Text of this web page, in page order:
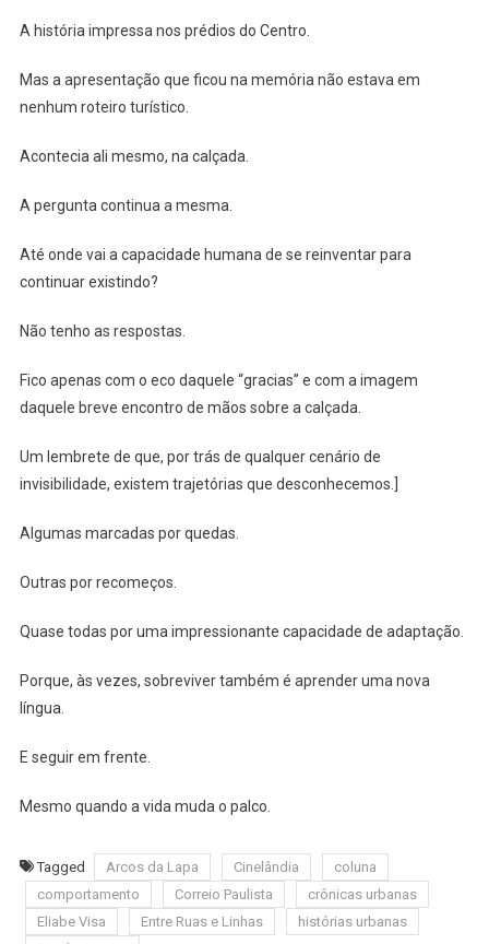
A história impressa nos prédios do Centro.
Mas a apresentação que ficou na memória não estava em
nenhum roteiro turístico.
Acontecia ali mesmo, na calçada.
A pergunta continua a mesma.
Até onde vai a capacidade humana de se reinventar para
continuar existindo?
Não tenho as respostas.
Fico apenas com o eco daquele “gracias” e com a imagem
daquele breve encontro de mãos sobre a calçada.
Um lembrete de que, por trás de qualquer cenário de
invisibilidade, existem trajetórias que desconhecemos.]
Algumas marcadas por quedas.
Outras por recomeços.
Quase todas por uma impressionante capacidade de adaptação.
Porque, às vezes, sobreviver também é aprender uma nova
língua.
E seguir em frente.
Mesmo quando a vida muda o palco.
Tagged Arcos da Lapa Cinelândia
coluna
comportamento
Correio Paulista
crônicas urbanas
Eliabe Visa
Entre Ruas e Linhas
histórias urbanas